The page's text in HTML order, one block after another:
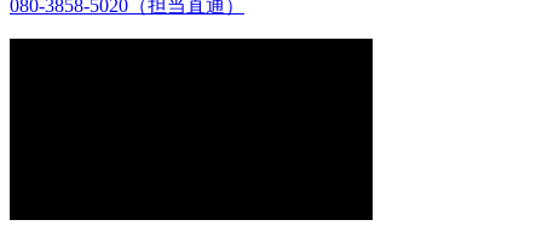
080-3858-5020 （担当直通）